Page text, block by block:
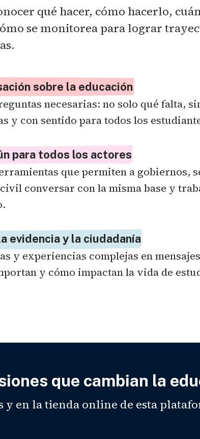
qué hacer, cómo hacerlo,
se monitorea para lograr
sobre la educación
necesarias: no solo qué falta,
y con sentido para todos los
para todos los actores
que permiten a gobiernos,
conversar con la misma base y
evidencia y la ciudadanía
y experiencias complejas en
y cómo impactan la vida de
que cambian la
y en la tienda online de esta